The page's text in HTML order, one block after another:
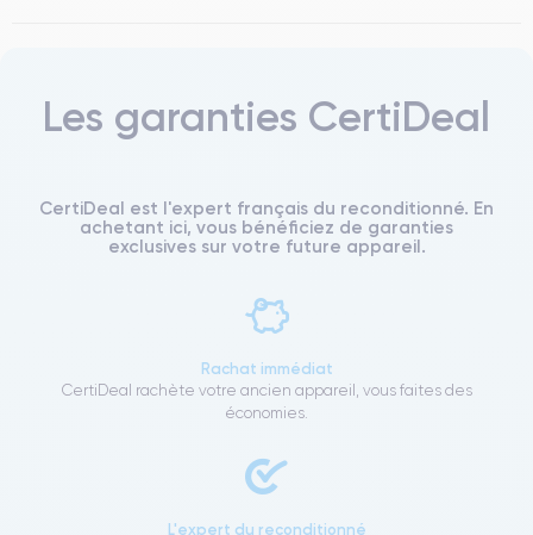
Les garanties CertiDeal
CertiDeal est l'expert français du reconditionné. En
achetant ici, vous bénéficiez de garanties
exclusives sur votre future appareil.
Rachat immédiat
CertiDeal rachète votre ancien appareil, vous faites des
économies.
L'expert du reconditionné